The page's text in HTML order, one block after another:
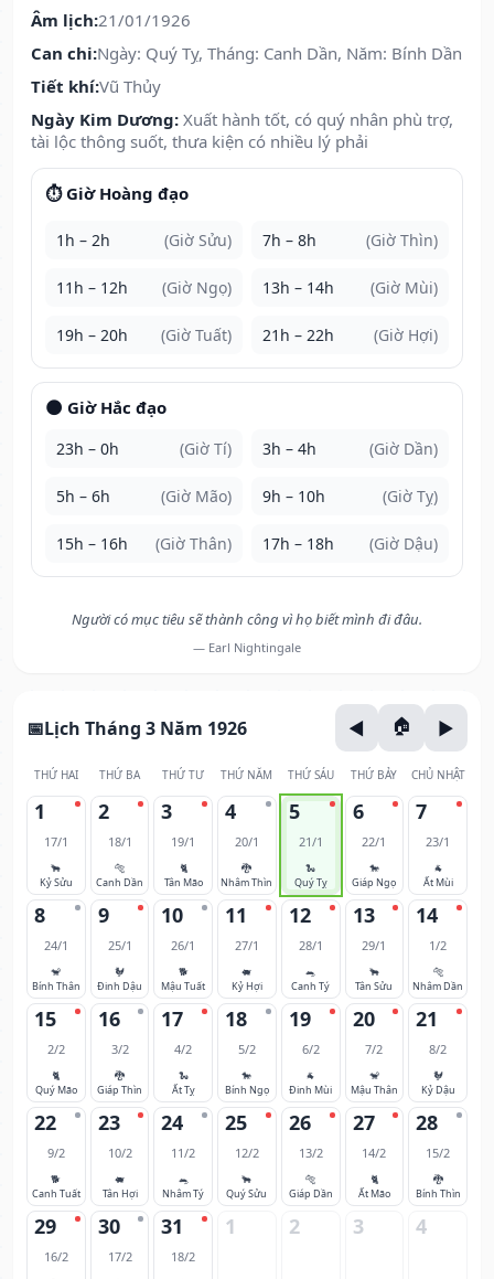
Âm lịch:21/01/1926
Can chi:Ngày: Quý Tỵ, Tháng: Canh Dần, Năm: Bính Dần
Tiết khí:Vũ Thủy
Ngày Kim Dương: Xuất hành tốt, có quý nhân phù trợ,
tài lộc thông suốt, thưa kiện có nhiều lý phải
⏱️ Giờ Hoàng đạo
1h – 2h (Giờ Sửu) 7h – 8h (Giờ Thìn)
11h – 12h (Giờ Ngọ) 13h – 14h (Giờ Mùi)
19h – 20h (Giờ Tuất) 21h – 22h (Giờ Hợi)
🌑 Giờ Hắc đạo
23h – 0h (Giờ Tí) 3h – 4h (Giờ Dần)
5h – 6h (Giờ Mão) 9h – 10h (Giờ Tỵ)
15h – 16h (Giờ Thân) 17h – 18h (Giờ Dậu)
Người có mục tiêu sẽ thành công vì họ biết mình đi đâu.
— Earl Nightingale
Lịch Tháng 3 Năm 1926
THỨ HAI THỨ BA THỨ TƯ THỨ NĂM THỨ SÁU THỨ BẢY CHỦ NHẬT
1
17/1
🐂
Kỷ Sửu
2
18/1
🐅
Canh Dần
3
19/1
🐈
Tân Mão
4
20/1
🐉
Nhâm Thìn
5
21/1
🐍
Quý Tỵ
6
22/1
🐎
Giáp Ngọ
7
23/1
🐐
Ất Mùi
8
24/1
🐒
Bính Thân
9
25/1
🐓
Đinh Dậu
10
26/1
🐕
Mậu Tuất
11
27/1
🐖
Kỷ Hợi
12
28/1
🐀
Canh Tý
13
29/1
🐂
Tân Sửu
14
1/2
🐅
Nhâm Dần
15
2/2
🐈
Quý Mão
16
3/2
🐉
Giáp Thìn
17
4/2
🐍
Ất Tỵ
18
5/2
🐎
Bính Ngọ
19
6/2
🐐
Đinh Mùi
20
7/2
🐒
Mậu Thân
21
8/2
🐓
Kỷ Dậu
22
9/2
🐕
Canh Tuất
23
10/2
🐖
Tân Hợi
24
11/2
🐀
Nhâm Tý
25
12/2
🐂
Quý Sửu
26
13/2
🐅
Giáp Dần
27
14/2
🐈
Ất Mão
28
15/2
🐉
Bính Thìn
29
16/2
30
17/2
31
18/2
1 2 3 4